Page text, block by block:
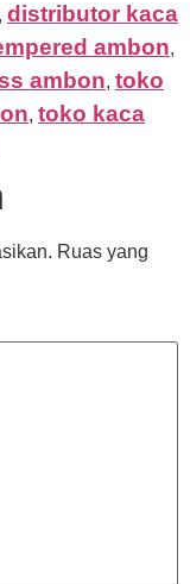
, distributor kaca
ambon,
ambon, toko
, toko kaca
Ruas yang